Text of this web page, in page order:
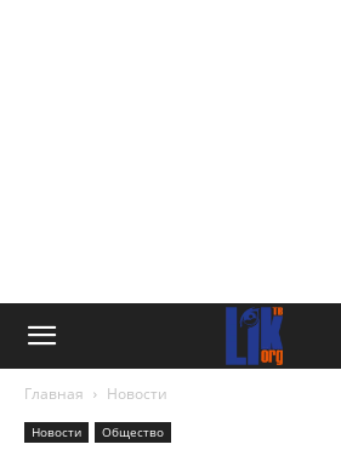
Главная Новости
Новости Общество